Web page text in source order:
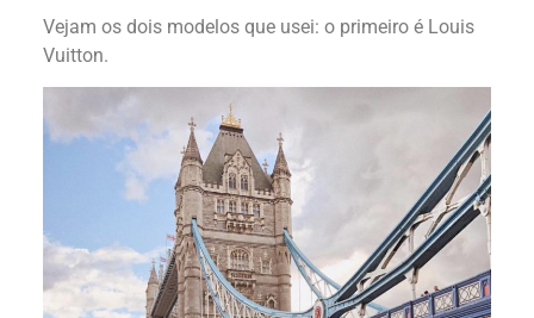
Vejam os dois modelos que usei: o primeiro é Louis
Vuitton.